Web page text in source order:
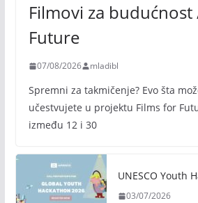
Filmovi za
Future
07/08/2026 mladibl
Spremni za takmičenje? Evo šta
učestvujete u projektu Films for
između 12 i 30
UNESCO Youth
03/07/2026